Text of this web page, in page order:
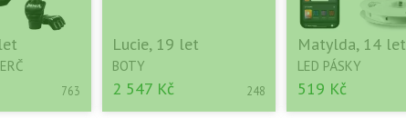
763
Lucie, 19 let
BOTY
2 547 Kč 248
Matylda, 14 let
LED PÁSKY
519 Kč